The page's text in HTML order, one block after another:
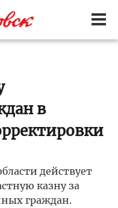
в
действует
казну за
граждан.